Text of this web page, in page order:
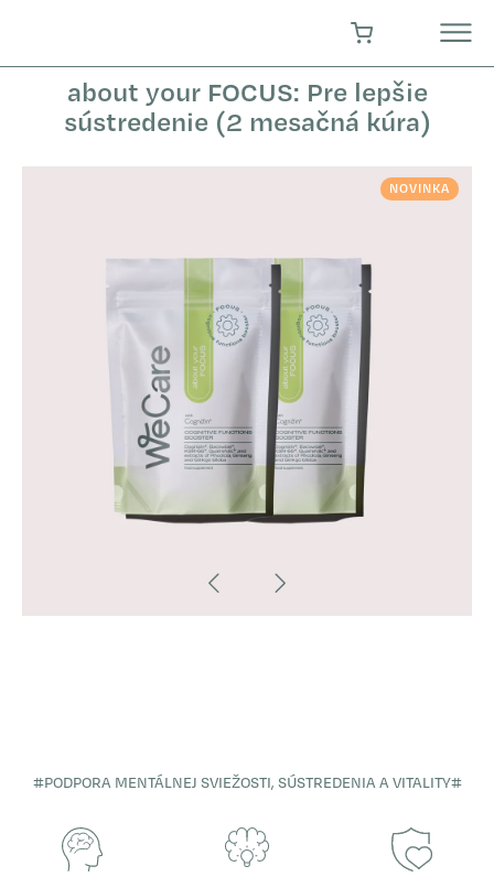
obsah
NÁKUPNÝ KOŠÍK
#PODPORA MENTÁLNEJ SVIEŽOSTI, SÚSTREDENIA A VITALITY#
about your FOCUS: Pre lepšie
sústredenie (2 mesačná kúra)
NOVINKA